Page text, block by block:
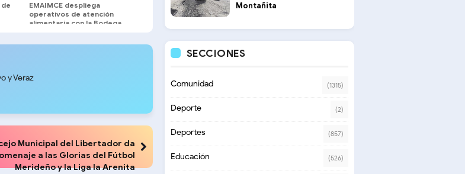
EMAIMCE despliega
operativos de atención
alimentaria con la Bodega
y Veraz
Municipal del Libertador da
a las Glorias del Fútbol
Merideño y la Liga la Arenita
Montañita
SECCIONES
Comunidad (1315)
Deporte (2)
Deportes (857)
Educación (526)